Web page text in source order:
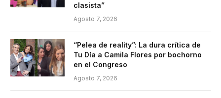
clasista”
Agosto 7, 2026
“Pelea de reality”: La dura crítica de
Tu Día a Camila Flores por bochorno
en el Congreso
Agosto 7, 2026